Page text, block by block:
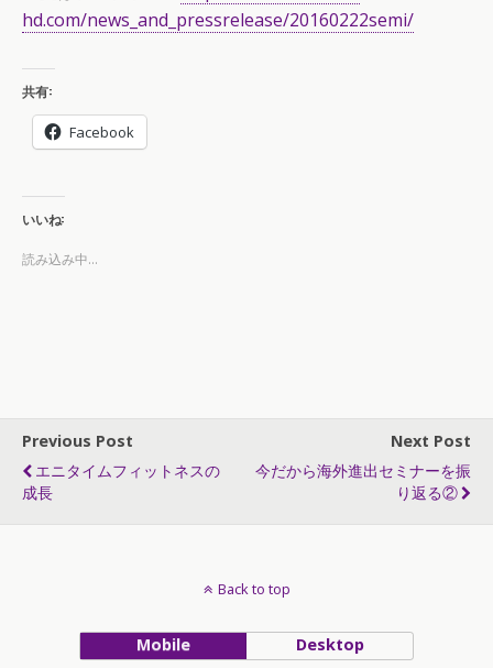
hd.com/news_and_pressrelease/20160222semi/
共有:
Facebook
いいね:
読み込み中...
Previous Post
エニタイムフィットネスの
成長
Next Post
今だから海外進出セミナーを振
り返る②
Back to top
Mobile Desktop